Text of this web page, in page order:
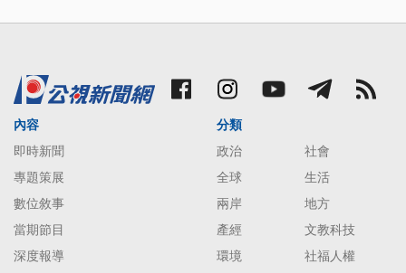
內容
即時新聞
專題策展
數位敘事
當期節目
深度報導
分類
政治
社會
全球
生活
兩岸
地方
產經
文教科技
環境
社福人權